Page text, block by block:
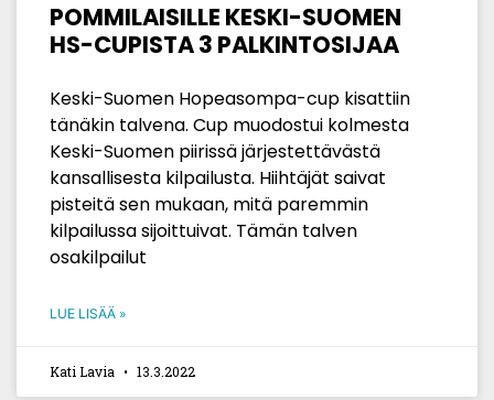
POMMILAISILLE KESKI-SUOMEN
HS-CUPISTA 3 PALKINTOSIJAA
Keski-Suomen Hopeasompa-cup kisattiin
tänäkin talvena. Cup muodostui kolmesta
Keski-Suomen piirissä järjestettävästä
kansallisesta kilpailusta. Hiihtäjät saivat
pisteitä sen mukaan, mitä paremmin
kilpailussa sijoittuivat. Tämän talven
osakilpailut
LUE LISÄÄ »
Kati Lavia 13.3.2022